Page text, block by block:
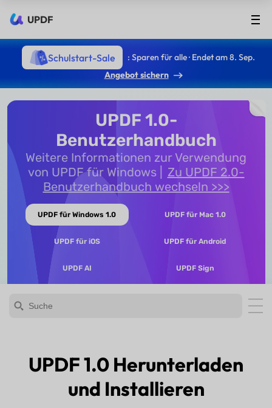
UPDF
Schulstart-Sale
: Sparen für alle · Endet am 8. Sep.
Angebot sichern
UPDF 1.0-
Benutzerhandbuch
Weitere Informationen zur Verwendung
von UPDF für Windows
Zu UPDF 2.0-
Benutzerhandbuch wechseln >>>
UPDF für Windows 1.0 UPDF für Mac 1.0
UPDF für iOS UPDF für Android
UPDF AI UPDF Sign
UPDF 1.0 Herunterladen
und Installieren